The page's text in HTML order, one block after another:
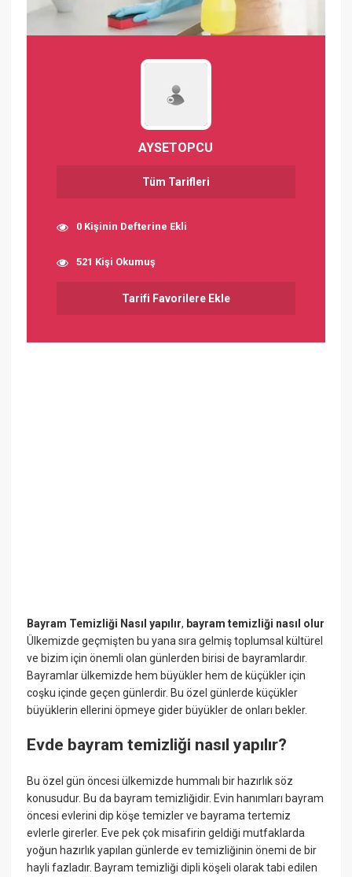
AYSETOPCU
Tüm Tarifleri
0 Kişinin Defterine Ekli
521 Kişi Okumuş
Tarifi Favorilere Ekle
Bayram Temizliği Nasıl yapılır, bayram temizliği nasıl olur
Ülkemizde geçmişten bu yana sıra gelmiş toplumsal kültürel
ve bizim için önemli olan günlerden birisi de bayramlardır.
Bayramlar ülkemizde hem büyükler hem de küçükler için
coşku içinde geçen günlerdir. Bu özel günlerde küçükler
büyüklerin ellerini öpmeye gider büyükler de onları bekler.
Evde bayram temizliği nasıl yapılır?
Bu özel gün öncesi ülkemizde hummalı bir hazırlık söz
konusudur. Bu da bayram temizliğidir. Evin hanımları bayram
öncesi evlerini dip köşe temizler ve bayrama tertemiz
evlerle girerler. Eve pek çok misafirin geldiği mutfaklarda
yoğun hazırlık yapılan günlerde ev temizliğinin önemi de bir
hayli fazladır. Bayram temizliği dipli köşeli olarak tabi edilen